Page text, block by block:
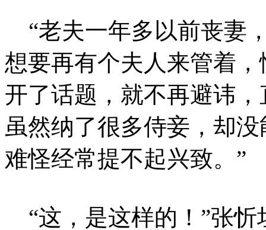
“老夫一年多以前丧妻
想要再有个夫人来管着
开了话题，就不再避讳
虽然纳了很多侍妾，却
难怪经常提不起兴致。”
“这，是这样的！”张忻